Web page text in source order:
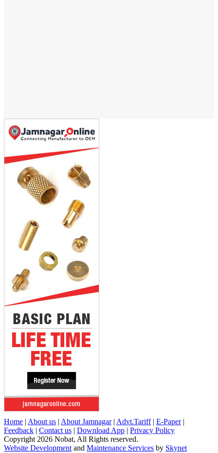
Home | About us | About Jamnagar| Advt.Tariff| E-Paper|
Feedback | Contact us | Download App | Privacy Policy
Copyright 2026 Nobat, All Rights reserved.
Website Development and Maintenance Services by Skynet